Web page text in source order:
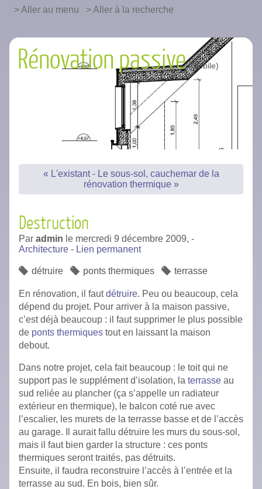
Rénovation passive
Aller au menu Aller à la recherche
« L'existant - Le sous-sol, cauchemar de la
rénovation thermique »
Destruction
Par admin le mercredi 9 décembre 2009, -
Architecture - Lien permanent
détruire ponts thermiques terrasse
En rénovation, il fautdétruire. Peu ou beaucoup, cela
dépend du projet. Pour arriver à la maison passive,
c’est déjà beaucoup : il faut supprimer le plus possible
de ponts thermiques tout en laissant la maison
debout.
Dans notre projet, cela fait beaucoup : le toit qui ne
support pas le supplément d’isolation, la terrasse au
sud reliée au plancher (ça s’appelle un radiateur
extérieur en thermique), le balcon coté rue avec
l’escalier, les murets de la terrasse basse et de l’accès
au garage. Il aurait fallu détruire les murs du sous-sol,
mais il faut bien garder la structure : ces ponts
thermiques seront traités, pas détruits.
Ensuite, il faudra reconstruire l’accès à l’entrée et la
terrasse au sud. En bois, bien sûr.